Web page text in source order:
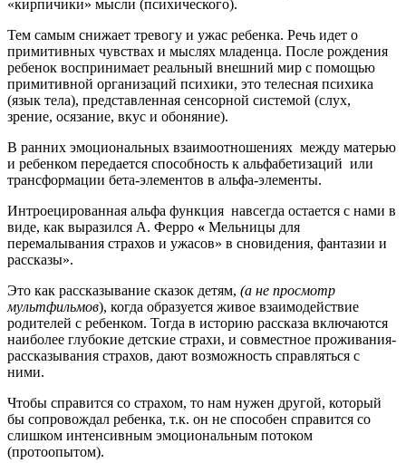
«кирпичики» мысли (психического).
Тем самым снижает тревогу и ужас ребенка. Речь идет о
примитивных чувствах и мыслях младенца. После рождения
ребенок воспринимает реальный внешний мир с помощью
примитивной организаций психики, это телесная психика
(язык тела), представленная сенсорной системой (слух,
зрение, осязание, вкус и обоняние).
В ранних эмоциональных взаимоотношениях между матерью
и ребенком передается способность к альфабетизаций или
трансформации бета-элементов в альфа-элементы.
Интроецированная альфа функция навсегда остается с нами в
виде, как выразился А. Ферро « Мельницы для
перемалывания страхов и ужасов» в сновидения, фантазии и
рассказы».
Это как рассказывание сказок детям, (а не просмотр
мультфильмов), когда образуется живое взаимодействие
родителей с ребенком. Тогда в историю рассказа включаются
наиболее глубокие детские страхи, и совместное проживания-
рассказывания страхов, дают возможность справляться с
ними.
Чтобы справится со страхом, то нам нужен другой, который
бы сопровождал ребенка, т.к. он не способен справится со
слишком интенсивным эмоциональным потоком
(протоопытом).